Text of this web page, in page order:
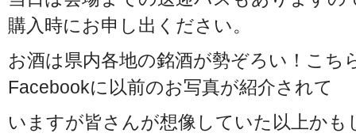
購入時にお申し出ください。
お酒は県内各地の銘酒が勢ぞろい！こち
Facebookに以前のお写真が紹介されて
いますが皆さんが想像していた以上かも